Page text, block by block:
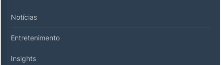
Notícias
Entretenimento
Insights